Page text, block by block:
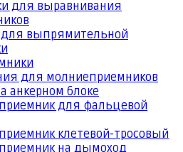
для выравнивания
для выпрямительной
для молниеприемников
анкерном блоке
для фальцевой
клетевой-тросовый
на дымоход